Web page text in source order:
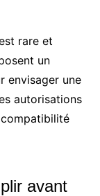
rare et
un
envisager une
autorisations
avant